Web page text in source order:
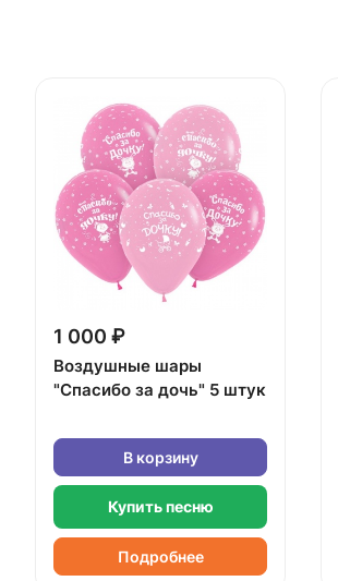
1 000 ₽
Воздушные шары
"Спасибо за дочь" 5 штук
В корзину
Купить песню
Подробнее